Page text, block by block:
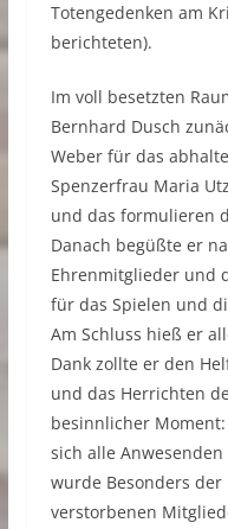
Totengedenken am
berichteten).
Im voll besetzten
Bernhard Dusch
Weber für das
Spenzerfrau Maria
und das formulieren
Danach begüßte er
Ehrenmitglieder und
für das Spielen und
Am Schluss hieß er
Dank zollte er den
und das Herrichten
besinnlicher
sich alle
wurde Besonders
verstorbenen